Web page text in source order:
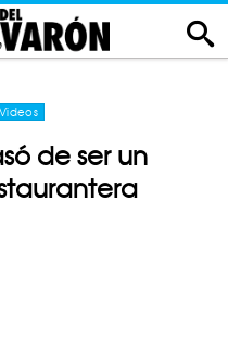
Videos
de ser un